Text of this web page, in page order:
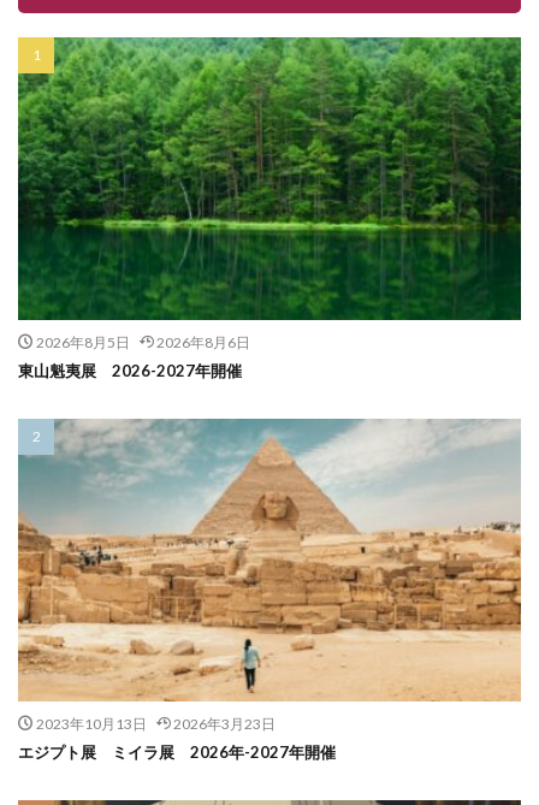
2026年8月5日 2026年8月6日
東山魁夷展 2026-2027年開催
2023年10月13日 2026年3月23日
エジプト展 ミイラ展 2026年-2027年開催